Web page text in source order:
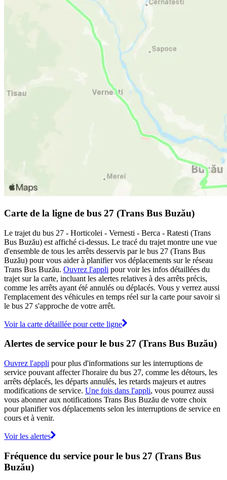
Carte de la ligne de bus 27 (Trans Bus Buzău)
Le trajet du bus 27 - Horticolei - Vernesti - Berca - Ratesti (Trans
Bus Buzău) est affiché ci-dessus. Le tracé du trajet montre une vue
d'ensemble de tous les arrêts desservis par le bus 27 (Trans Bus
Buzău) pour vous aider à planifier vos déplacements sur le réseau
Trans Bus Buzău. Ouvrez l'appli pour voir les infos détaillées du
trajet sur la carte, incluant les alertes relatives à des arrêts précis,
comme les arrêts ayant été annulés ou déplacés. Vous y verrez aussi
l'emplacement des véhicules en temps réel sur la carte pour savoir si
le bus 27 s'approche de votre arrêt.
Voir la carte détaillée pour cette ligne
Alertes de service pour le bus 27 (Trans Bus Buzău)
Ouvrez l'appli pour plus d'informations sur les interruptions de
service pouvant affecter l'horaire du bus 27, comme les détours, les
arrêts déplacés, les départs annulés, les retards majeurs et autres
modifications de service. Une fois dans l'appli, vous pourrez aussi
vous abonner aux notifications Trans Bus Buzău de votre choix
pour planifier vos déplacements selon les interruptions de service en
cours et à venir.
Voir les alertes
Fréquence du service pour le bus 27 (Trans Bus
Buzău)